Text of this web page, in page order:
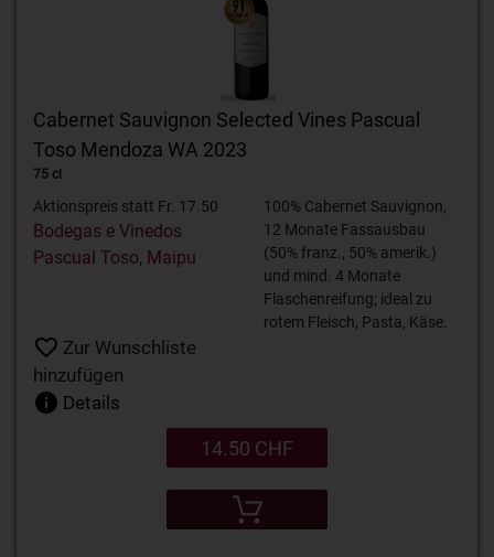
Cabernet Sauvignon Selected Vines Pascual
Toso Mendoza WA 2023
75 cl
Aktionspreis statt Fr. 17.50
Bodegas e Vinedos
Pascual Toso, Maipu
100% Cabernet Sauvignon,
12 Monate Fassausbau
(50% franz., 50% amerik.)
und mind. 4 Monate
Flaschenreifung; ideal zu
rotem Fleisch, Pasta, Käse.
Zur Wunschliste
hinzufügen
Details
14.50 CHF